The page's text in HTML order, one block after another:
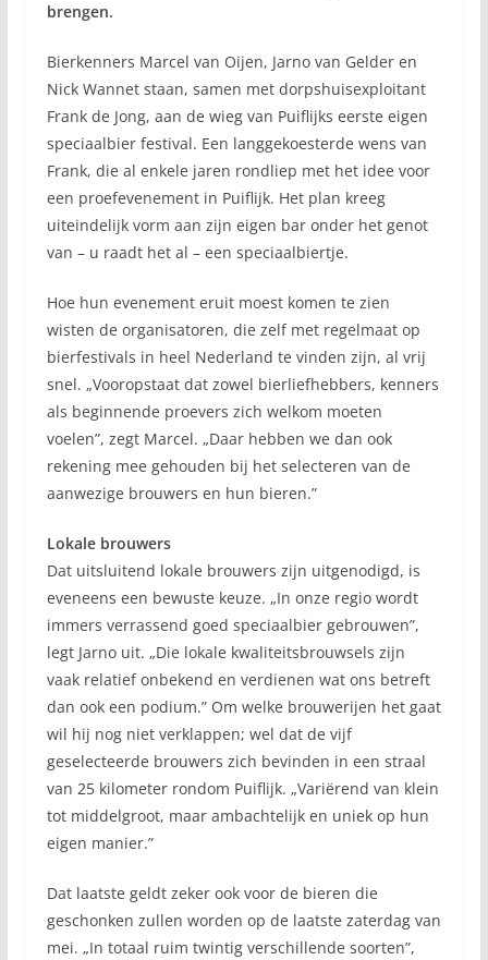
brengen.
Bierkenners Marcel van Oijen, Jarno van Gelder en
Nick Wannet staan, samen met dorpshuisexploitant
Frank de Jong, aan de wieg van Puiflijks eerste eigen
speciaalbier festival. Een langgekoesterde wens van
Frank, die al enkele jaren rondliep met het idee voor
een proefevenement in Puiflijk. Het plan kreeg
uiteindelijk vorm aan zijn eigen bar onder het genot
van – u raadt het al – een speciaalbiertje.
Hoe hun evenement eruit moest komen te zien
wisten de organisatoren, die zelf met regelmaat op
bierfestivals in heel Nederland te vinden zijn, al vrij
snel. „Vooropstaat dat zowel bierliefhebbers, kenners
als beginnende proevers zich welkom moeten
voelen”, zegt Marcel. „Daar hebben we dan ook
rekening mee gehouden bij het selecteren van de
aanwezige brouwers en hun bieren.”
Lokale brouwers
Dat uitsluitend lokale brouwers zijn uitgenodigd, is
eveneens een bewuste keuze. „In onze regio wordt
immers verrassend goed speciaalbier gebrouwen”,
legt Jarno uit. „Die lokale kwaliteitsbrouwsels zijn
vaak relatief onbekend en verdienen wat ons betreft
dan ook een podium.” Om welke brouwerijen het gaat
wil hij nog niet verklappen; wel dat de vijf
geselecteerde brouwers zich bevinden in een straal
van 25 kilometer rondom Puiflijk. „Variërend van klein
tot middelgroot, maar ambachtelijk en uniek op hun
eigen manier.”
Dat laatste geldt zeker ook voor de bieren die
geschonken zullen worden op de laatste zaterdag van
mei. „In totaal ruim twintig verschillende soorten”,